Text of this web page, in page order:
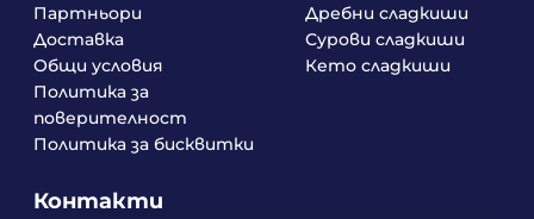
Партньори
Доставка
Общи условия
Политика за
поверителност
Политика за бисквитки
Дребни сладкиши
Сурови сладкиши
Кето сладкиши
Контакти